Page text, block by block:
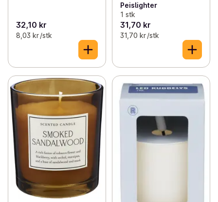
32,10 kr
8,03 kr /stk
Peislighter
1 stk
31,70 kr
31,70 kr /stk